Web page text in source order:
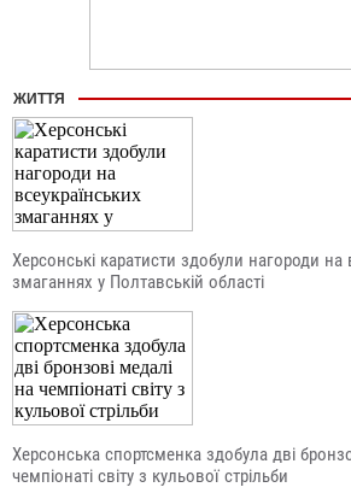
ЖИТТЯ
Херсонські каратисти здобули нагороди на
змаганнях у Полтавській області
Херсонська спортсменка здобула дві
чемпіонаті світу з кульової стрільби